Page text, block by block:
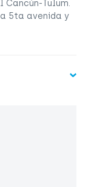
Tulum.
5ta avenida y